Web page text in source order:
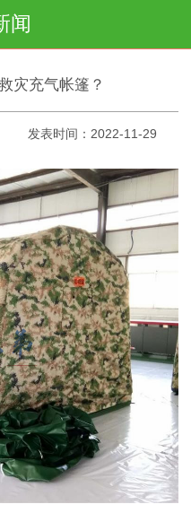
闻
灾充气帐篷？
发表时间：2022-11-29